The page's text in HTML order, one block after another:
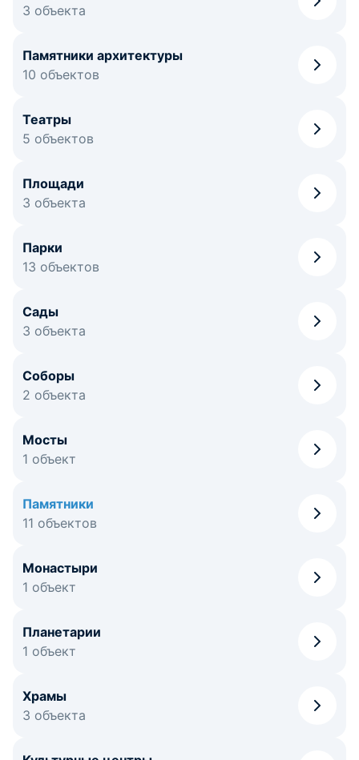
3 объекта
Памятники архитектуры
10 объектов
Театры
5 объектов
Площади
3 объекта
Парки
13 объектов
Сады
3 объекта
Соборы
2 объекта
Мосты
1 объект
Памятники
11 объектов
Монастыри
1 объект
Планетарии
1 объект
Храмы
3 объекта